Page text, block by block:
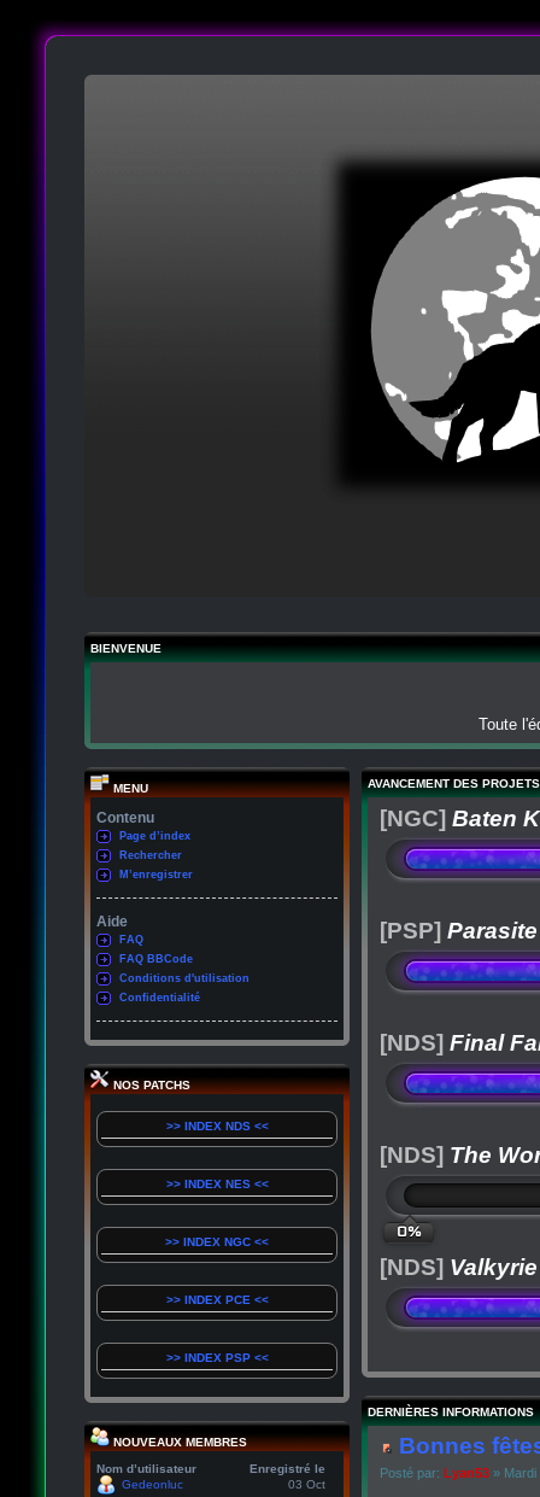
BIENVENUE
Toute
MENU
Contenu
Page d’index
Rechercher
M’enregistrer
Aide
FAQ
FAQ BBCode
Conditions d'utilisation
Confidentialité
NOS PATCHS
>> INDEX NDS <<
>> INDEX NES <<
>> INDEX NGC <<
>> INDEX PCE <<
>> INDEX PSP <<
NOUVEAUX MEMBRES
Nom d’utilisateur
Enregistré le
Gedeonluc
03 Oct
AVANCEMENT DES PROJETS
[NGC] Baten
[PSP]
[NDS] Final
[NDS] The
0%
[NDS]
DERNIÈRES INFORMATIONS
Bonnes
Posté par: Lyan53 »